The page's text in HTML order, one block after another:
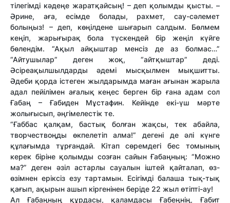
тілегімді кәдеңе жаратқайсың! – деп қолымды қысты. –
Әрине, аға, есімде болады, рахмет, сау-сәлемет
болыңыз! – деп, көңілдене шығарып салдым. Бөлмем
кеңіп, жарығырақ бола түскендей бір жеңіл күйге
бөлендім. “Ақыл айқыштар менсіз де аз болмас…”
“Айтушылар” деген жоқ, “айтқыштар” деді.
Әсіреақылшылдарды әдемі мысқылмен мықшитты.
Әдеби қорда істеген жылдарымда маған ағынан жарыла
адал пейілімен ағалық кеңес берген бір ғана адам сол
Ғабаң – Ғабиден Мұстафин. Кейінде екі-үш мәрте
жолығысып, әңгімелестік те.
“Ғаббас қалқам, бастық болған жақсы, тек абайла,
творчествоңды өкпелетіп алма!” дегені де әлі күнге
құлағымда тұрғандай. Кітап сөремдегі бес томының
керек біріне қолымды созған сайын Ғабаңның: “Можно
ма?” деген әзіл астарлы сауалын іштей қайталап, өз-
өзімнен еріксіз езу тартамын. Есігімді балаша тық-тық
қағып, ақырын ашып кіргенінен беріде 22 жыл өтіпті-ау!
Ал Ғабаңның құрдасы, қаламдасы Ғабеңнің, Ғабит